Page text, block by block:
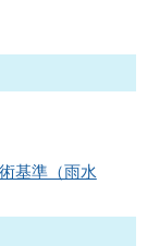
基準（雨水